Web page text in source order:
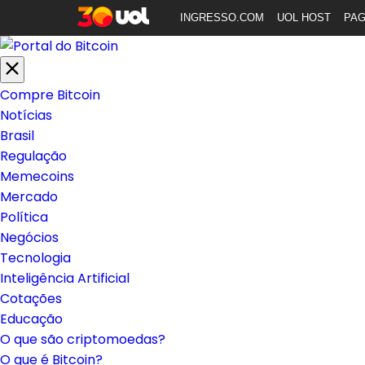
INGRESSO.COM UOL HOST
Compre Bitcoin
Notícias
Brasil
Regulação
Memecoins
Mercado
Política
Negócios
Tecnologia
Inteligência Artificial
Cotações
Educação
O que são criptomoedas?
O que é Bitcoin?